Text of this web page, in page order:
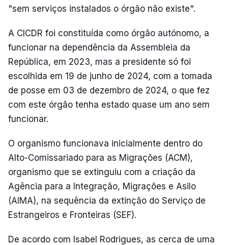
"sem serviços instalados o órgão não existe".
A CICDR foi constituída como órgão autónomo, a
funcionar na dependência da Assembleia da
República, em 2023, mas a presidente só foi
escolhida em 19 de junho de 2024, com a tomada
de posse em 03 de dezembro de 2024, o que fez
com este órgão tenha estado quase um ano sem
funcionar.
O organismo funcionava inicialmente dentro do
Alto-Comissariado para as Migrações (ACM),
organismo que se extinguiu com a criação da
Agência para a Integração, Migrações e Asilo
(AIMA), na sequência da extinção do Serviço de
Estrangeiros e Fronteiras (SEF).
De acordo com Isabel Rodrigues, as cerca de uma